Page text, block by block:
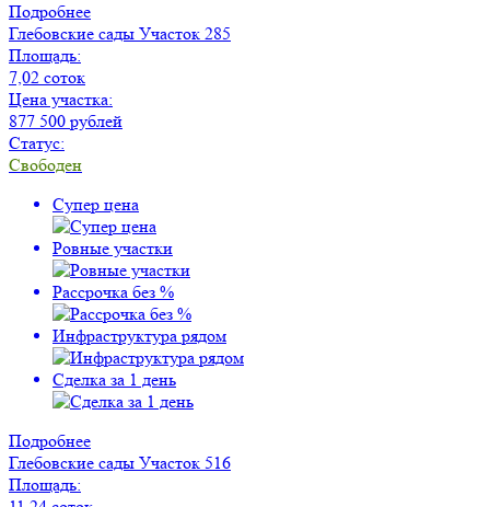
Подробнее
Глебовские сады Участок 285
Площадь:
7,02 соток
Цена участка:
877 500 рублей
Статус:
Свободен
Супер цена
Ровные участки
Рассрочка без %
Инфраструктура рядом
Сделка за 1 день
Подробнее
Глебовские сады Участок 516
Площадь: